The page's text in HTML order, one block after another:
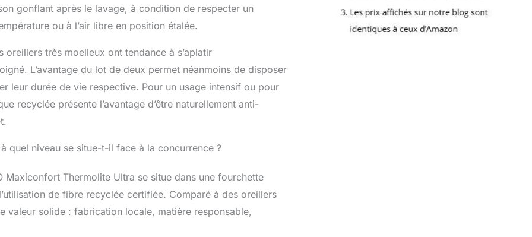
gonflant après le lavage, à condition de respecter un
ou à l’air libre en position étalée.
très moelleux ont tendance à s’aplatir
L’avantage du lot de deux permet néanmoins de disposer
leur durée de vie respective. Pour un usage intensif ou pour
recyclée présente l’avantage d’être naturellement anti-
niveau se situe-t-il face à la concurrence ?
Thermolite Ultra se situe dans une fourchette
de fibre recyclée certifiée. Comparé à des oreillers
valeur solide : fabrication locale, matière responsable,